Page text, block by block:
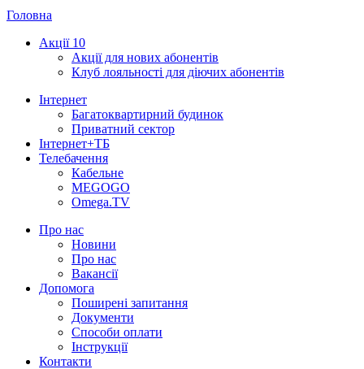
Головна
Акції 10
Акції для нових абонентів
Клуб лояльності для діючих абонентів
Інтернет
Багатоквартирний будинок
Приватний сектор
Інтернет+ТБ
Телебачення
Кабельне
MEGOGO
Omega.TV
Про нас
Новини
Про нас
Вакансії
Допомога
Поширені запитання
Документи
Способи оплати
Інструкції
Контакти